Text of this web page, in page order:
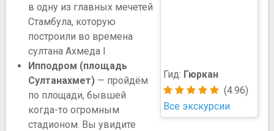
Гид: Гюркан
(4.96)
Все экскурсии
в одну из главных мечетей
Стамбула, которую
построили во времена
султана Ахмеда I
Ипподром (площадь
Султанахмет) — пройдём
по площади, бывшей
когда-то огромным
стадионом. Вы увидите